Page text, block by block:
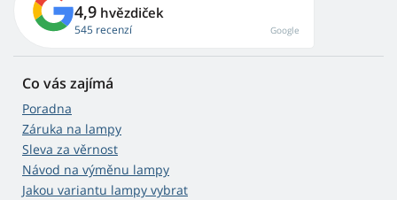
4,9 hvězdiček
545 recenzí Google
Co vás zajímá
Poradna
Záruka na lampy
Sleva za věrnost
Návod na výměnu lampy
Jakou variantu lampy vybrat